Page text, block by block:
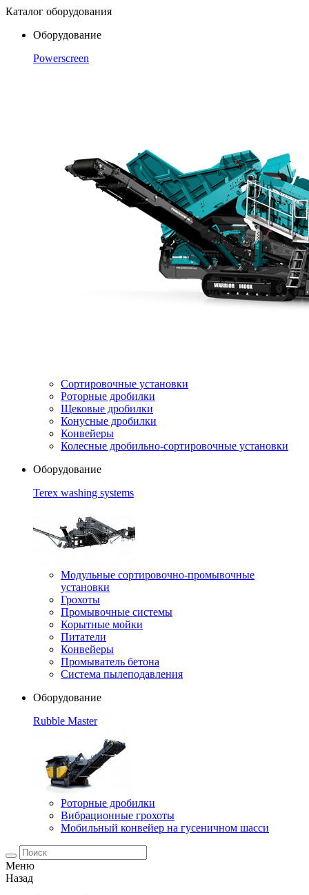
Каталог оборудования
Оборудование
Powerscreen
Сортировочные установки
Роторные дробилки
Щековые дробилки
Конусные дробилки
Конвейеры
Колесные дробильно-сортировочные установки
Оборудование
Terex washing systems
Модульные сортировочно-промывочные
установки
Грохоты
Промывочные системы
Корытные мойки
Питатели
Конвейеры
Промыватель бетона
Система пылеподавления
Оборудование
Rubble Master
Роторные дробилки
Вибрационные грохоты
Мобильный конвейер на гусеничном шасси
Меню
Назад